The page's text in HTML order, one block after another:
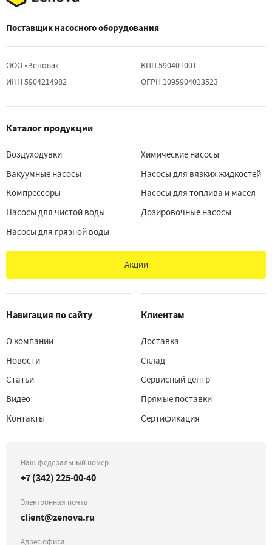
Поставщик насосного оборудования
ООО «Зенова»
ИНН 5904214982
КПП 590401001
ОГРН 1095904013523
Каталог продукции
Воздуходувки
Вакуумные насосы
Компрессоры
Насосы для чистой воды
Насосы для грязной воды
Химические насосы
Насосы для вязких жидкостей
Насосы для топлива и масел
Дозировочные насосы
Акции
Навигация по сайту
О компании
Новости
Статьи
Видео
Контакты
Клиентам
Доставка
Склад
Сервисный центр
Прямые поставки
Сертификация
Наш федеральный номер
+7 (342) 225-00-40
Электронная почта
client@zenova.ru
Адрес офиса